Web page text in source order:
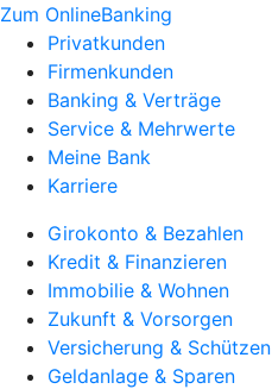
Zum OnlineBanking
Privatkunden
Firmenkunden
Banking & Verträge
Service & Mehrwerte
Meine Bank
Karriere
Girokonto & Bezahlen
Kredit & Finanzieren
Immobilie & Wohnen
Zukunft & Vorsorgen
Versicherung & Schützen
Geldanlage & Sparen